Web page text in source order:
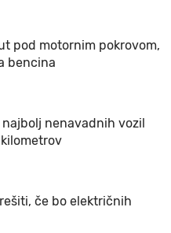
pod motornim pokrovom,
bencina
nenavadnih vozil
če bo električnih